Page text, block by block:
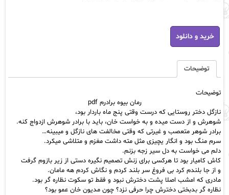
رمان
بیوه
برادرم
خرید و دانلود
توضیحات
توضیحات
رمان بیوه برادرم pdf
نازگل دختر روستایی که درست وقتی پنج ماه باردار بود،
شوهرش و از دست میده و به خواست خان، باید با برادر شوهرش ازدواج کنه.
برادر شوهر متعصب و غیرتی که وقتی مخالفت های نازگل و میبینه…
سرم منگ بود و انگار یچیزی مثل مته داشت مغزم و متلاشی میکرد.
دلم می خواست به دل سیر زجه بزنم.
کاش کامیار بود تا هرکسی برای زنش تصمیم نگیره دستی از زیر بازوم گرفت
و از جا بلندم کرد بی فروغ سر بلند کردم و نگاش کردم هه مامان.
مادری که امشب اصلا پشت دخترش نبود و فقط تو سکوت نظاره گر بود.
نظاره گر بدبختی دخترش چرا حرفی نزد؟ چون مدیون خان عمو بود؟